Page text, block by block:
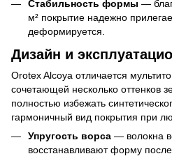
Стабильность формы —
м² покрытие надежно
деформируется.
Дизайн и
Orotex Alcoya отличается
сочетающей несколько оттенков
полностью избежать
гармоничный вид покрытия при
Упругость ворса — волокна
восстанавливают форму